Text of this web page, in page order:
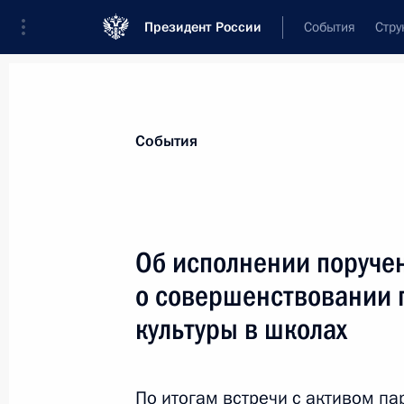
Президент России События
Об исполнении поручения
организации образовательного
События
Об исполнении
о совершенствовании
культуры в школах
По итогам встречи с активом